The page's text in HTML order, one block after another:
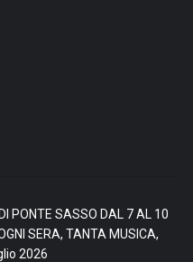
PONTE SASSO DAL 7 AL 10
SERA, TANTA MUSICA,
2026